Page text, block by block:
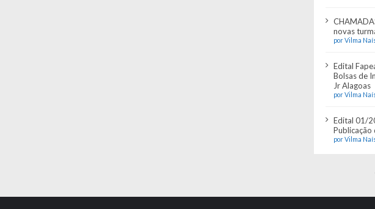
novas
por Vilma
Edital
Bolsas de
Jr Alagoas
por Vilma
Edital 01/
Publicação
por Vilma